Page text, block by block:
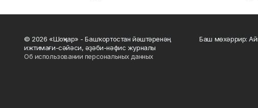
© 2026 «Шоңҡар» - Башҡортостан йәштәренәң
ижтимағи-сәйәси, әҙәби-нәфис журналы
Об использовании персональных данных
Баш мөхәррир: